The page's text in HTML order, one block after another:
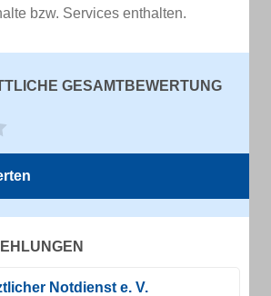
bzw. Services enthalten.
GESAMTBEWERTUNG
Notdienst e. V.